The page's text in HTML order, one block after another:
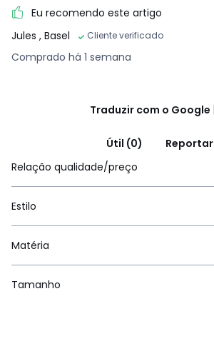
Eu recomendo este artigo
Jules , Basel Cliente verificado
Comprado há 1 semana
Traduzir com o Google
Útil (0)
Reportar
Relação qualidade/preço
Estilo
Matéria
Tamanho